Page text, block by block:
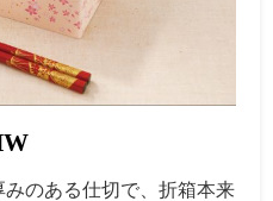
のある仕切で、折箱本来